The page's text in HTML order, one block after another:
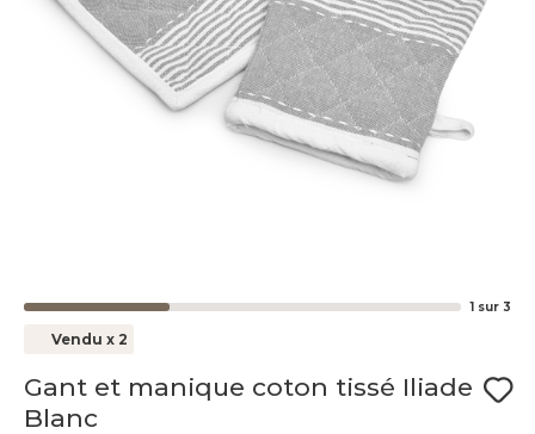
1 sur 3
Vendu x 2
Gant et manique coton tissé Iliade
Blanc